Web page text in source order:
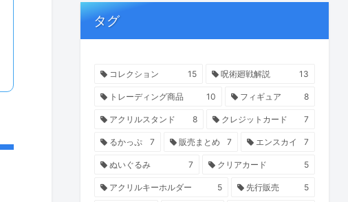
タグ
コレクション 15 呪術廻戦解説 13
トレーディング商品 10 フィギュア 8
アクリルスタンド 8 クレジットカード 7
るかっぷ 7 販売まとめ 7 エンスカイ 7
ぬいぐるみ 7 クリアカード 5
アクリルキーホルダー 5 先行販売 5